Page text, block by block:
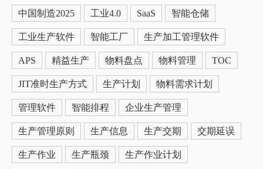
中国制造2025 工业4.0 SaaS 智能仓储
工业生产软件 智能工厂 生产加工管理软件
APS 精益生产 物料盘点 物料管理 TOC
JIT准时生产方式 生产计划 物料需求计划
管理软件 智能排程 企业生产管理
生产管理原则 生产信息 生产交期 交期延误
生产作业 生产瓶颈 生产作业计划